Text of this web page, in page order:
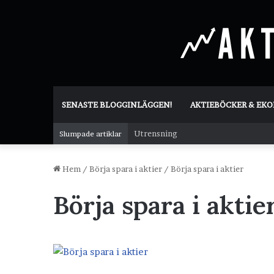
SENASTE BLOGGINLÄGGEN! AKTIEBÖCKER &
Slumpade artiklar Utrensning
Hem / Börja spara i aktier / Börja spara i aktier
Börja spara i